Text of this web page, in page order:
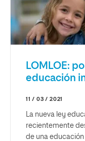
LOMLOE:
educación
11 / 03 / 2021
La nueva ley
recientemente
de una